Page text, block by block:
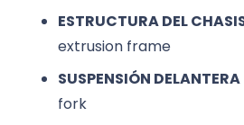
ESTRUCTURA DEL
extrusion frame
SUSPENSIÓN DELANTERA
fork